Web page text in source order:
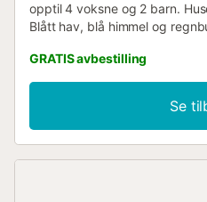
opptil 4 voksne og 2 barn.
Blått hav, blå himmel og
avslapning. Sjøluften vil gjøre
stedet! Så snart du kommer
stort, fullt utstyrt kjøkken og
stue/spisestue. Helt ytterst i
terrasse med unik utsikt. Det
GRATIS avbestilling
Se